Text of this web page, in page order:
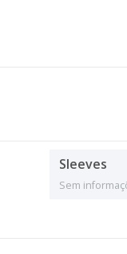
Sleeves
Sem